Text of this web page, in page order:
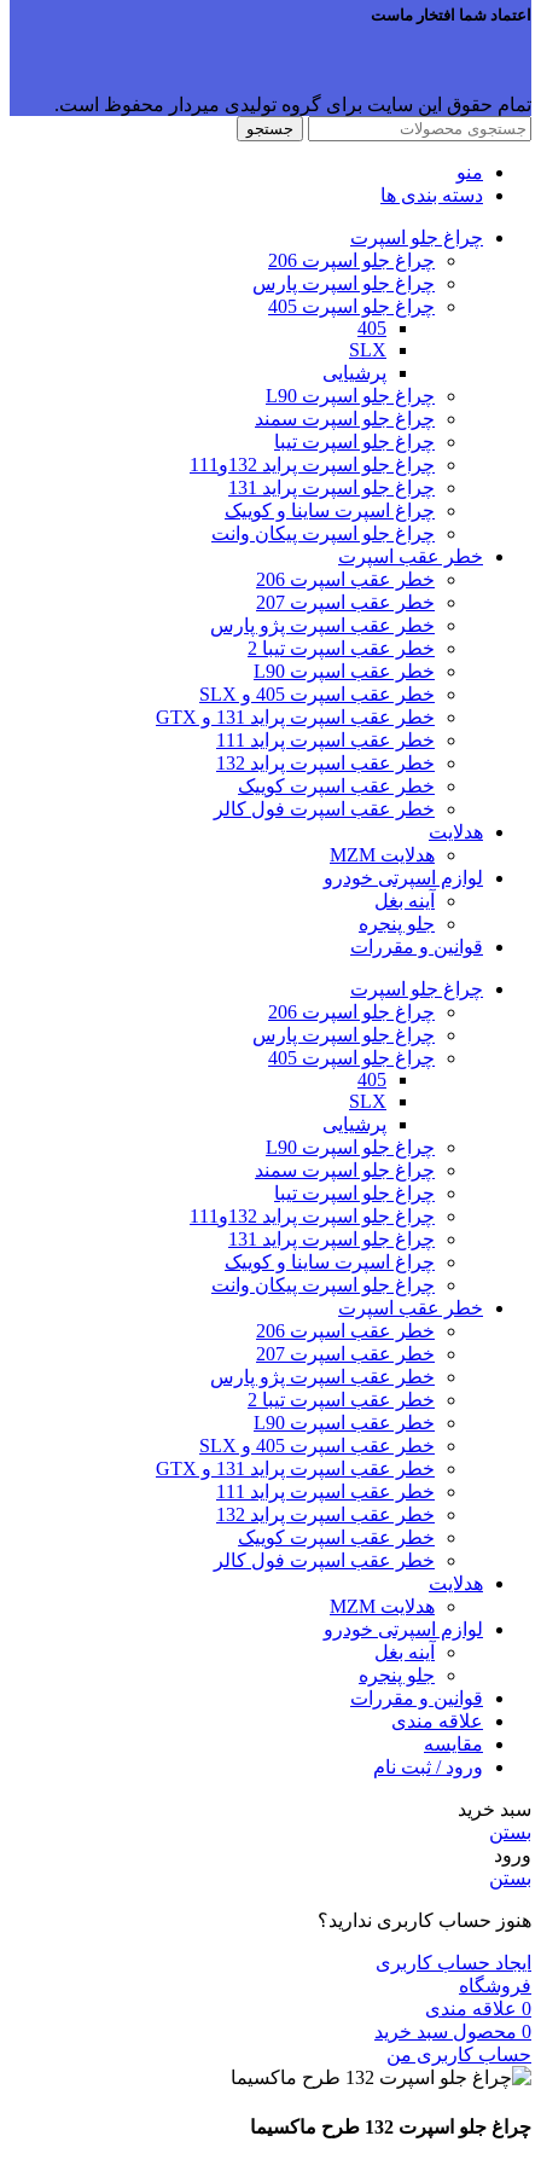
اعتماد شما افتخار ماست
تمام حقوق این سایت برای گروه تولیدی میردار محفوظ است.
جستجو
منو
دسته بندی ها
چراغ جلو اسپرت
چراغ جلو اسپرت 206
چراغ جلو اسپرت پارس
چراغ جلو اسپرت 405
405
SLX
پرشیایی
چراغ جلو اسپرت L90
چراغ جلو اسپرت سمند
چراغ جلو اسپرت تیبا
چراغ جلو اسپرت پراید 132و111
چراغ جلو اسپرت پراید 131
چراغ اسپرت ساینا و کوییک
چراغ جلو اسپرت پیکان وانت
خطر عقب اسپرت
خطر عقب اسپرت 206
خطر عقب اسپرت 207
خطر عقب اسپرت پژو پارس
خطر عقب اسپرت تیبا 2
خطر عقب اسپرت L90
خطر عقب اسپرت 405 و SLX
خطر عقب اسپرت پراید 131 و GTX
خطر عقب اسپرت پراید 111
خطر عقب اسپرت پراید 132
خطر عقب اسپرت کوییک
خطر عقب اسپرت فول کالر
هدلایت
هدلایت MZM
لوازم اسپرتی خودرو
آینه بغل
جلو پنجره
قوانین و مقررات
چراغ جلو اسپرت
چراغ جلو اسپرت 206
چراغ جلو اسپرت پارس
چراغ جلو اسپرت 405
405
SLX
پرشیایی
چراغ جلو اسپرت L90
چراغ جلو اسپرت سمند
چراغ جلو اسپرت تیبا
چراغ جلو اسپرت پراید 132و111
چراغ جلو اسپرت پراید 131
چراغ اسپرت ساینا و کوییک
چراغ جلو اسپرت پیکان وانت
خطر عقب اسپرت
خطر عقب اسپرت 206
خطر عقب اسپرت 207
خطر عقب اسپرت پژو پارس
خطر عقب اسپرت تیبا 2
خطر عقب اسپرت L90
خطر عقب اسپرت 405 و SLX
خطر عقب اسپرت پراید 131 و GTX
خطر عقب اسپرت پراید 111
خطر عقب اسپرت پراید 132
خطر عقب اسپرت کوییک
خطر عقب اسپرت فول کالر
هدلایت
هدلایت MZM
لوازم اسپرتی خودرو
آینه بغل
جلو پنجره
قوانین و مقررات
علاقه مندی
مقایسه
ورود / ثبت نام
سبد خرید
بستن
ورود
بستن
هنوز حساب کاربری ندارید؟
ایجاد حساب کاربری
فروشگاه
0 علاقه مندی
0 محصول سبد خرید
حساب کاربری من
چراغ جلو اسپرت 132 طرح ماکسیما